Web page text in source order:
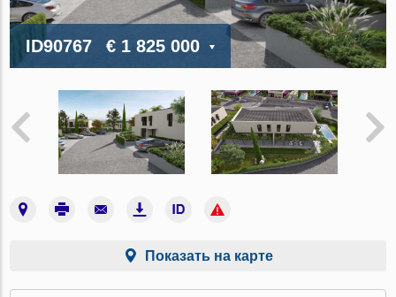
ID90767 € 1 825 000
Показать на карте